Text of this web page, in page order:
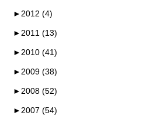
► 2012 (4)
► 2011 (13)
► 2010 (41)
► 2009 (38)
► 2008 (52)
► 2007 (54)